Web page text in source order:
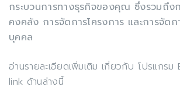
กระบวนการทางธุรกิจของคุณ ซึ่งรวมถึ
คงคลัง การจัดการโครงการ และการจัด
บุคคล
อ่านรายละเอียดเพิ่มเติม เกี่ยวกับ โปรแกรม
link ด้านล่างนี้